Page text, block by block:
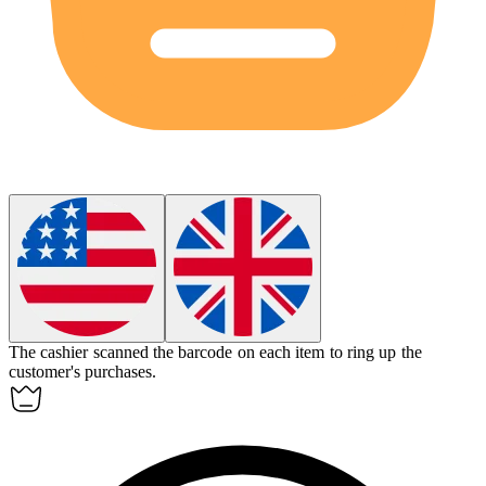
The cashier scanned thebarcode on each item to ring up the
customer's purchases.